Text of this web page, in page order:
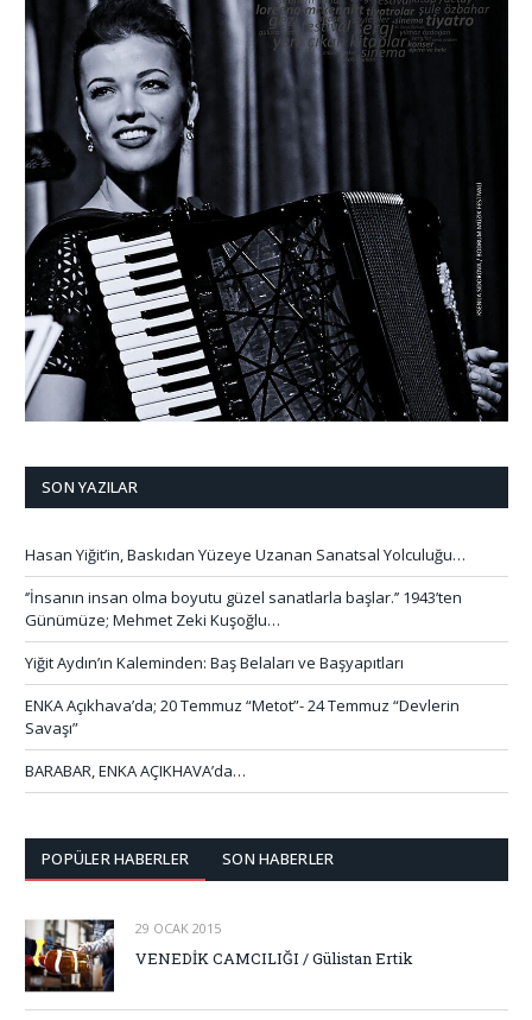
SON YAZILAR
Hasan Yiğit’in, Baskıdan Yüzeye Uzanan Sanatsal Yolculuğu…
‘’İnsanın insan olma boyutu güzel sanatlarla başlar.’’ 1943’ten
Günümüze; Mehmet Zeki Kuşoğlu…
Yiğit Aydın’ın Kaleminden: Baş Belaları ve Başyapıtları
ENKA Açıkhava’da; 20 Temmuz “Metot”- 24 Temmuz “Devlerin
Savaşı”
BARABAR, ENKA AÇIKHAVA’da…
POPÜLER HABERLER SON HABERLER
29 OCAK 2015
VENEDİK CAMCILIĞI / Gülistan Ertik